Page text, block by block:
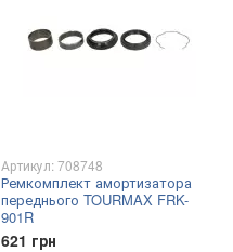
Артикул: 708748
Ремкомплект амортизатора
переднього TOURMAX FRK-
901R
621 грн